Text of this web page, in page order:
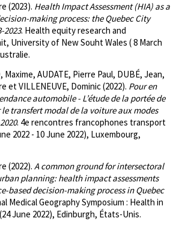
(2023). Health Impact Assessment (HIA) as a
making process: the Quebec City
2023. Health equity research and
University of New Souht Wales ( 8 March
Maxime, AUDATE, Pierre Paul, DUBÉ, Jean,
et VILLENEUVE, Dominic (2022). Pour en
automobile - L’étude de la portée de
transfert modal de la voiture aux modes
. 4e rencontres francophones transport
2022 - 10 June 2022), Luxembourg,
(2022). A common ground for intersectoral
planning: health impact assessments
based decision-making process in Quebec
Medical Geography Symposium : Health in
June 2022), Edinburgh, États-Unis.